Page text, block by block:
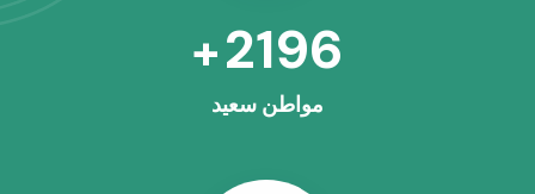
2630
+
مواطن سعيد